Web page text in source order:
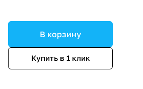
В корзину
Купить в 1 клик